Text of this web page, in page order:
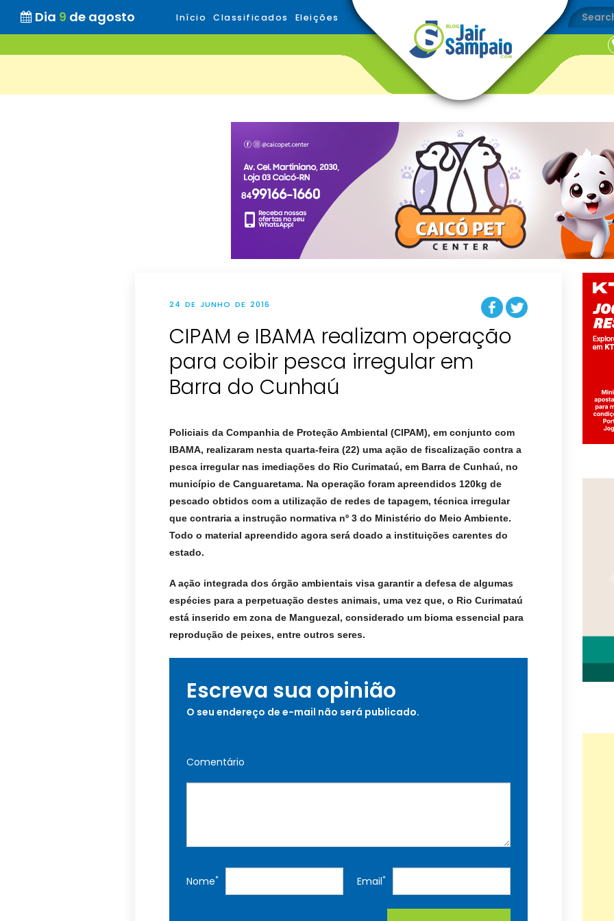
Dia 9 de agosto Início Classificados Eleições
24 DE JUNHO DE 2016
CIPAM e IBAMA realizam operação
para coibir pesca irregular em
Policiais da Companhia de Proteção Ambiental (CIPAM), em conjunto com
IBAMA, realizaram nesta quarta-feira (22) uma ação de fiscalização contra a
pesca irregular nas imediações do Rio Curimataú, em Barra de Cunhaú, no
município de Canguaretama. Na operação foram apreendidos 120kg de
pescado obtidos com a utilização de redes de tapagem, técnica irregular
que contraria a instrução normativa nº 3 do Ministério do Meio Ambiente.
Todo o material apreendido agora será doado a instituições carentes do
estado.
A ação integrada dos órgão ambientais visa garantir a defesa de algumas
espécies para a perpetuação destes animais, uma vez que, o Rio Curimataú
está inserido em zona de Manguezal, considerado um bioma essencial para
reprodução de peixes, entre outros seres.
Escreva sua opinião
O seu endereço de e-mail não será publicado.
Comentário
Nome* Email*